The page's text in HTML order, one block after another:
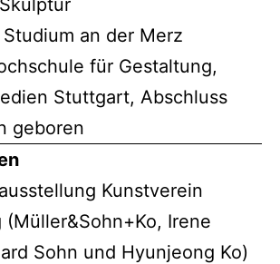
Studium an der Merz
für Gestaltung,
Stuttgart, Abschluss
geboren
Kunstverein
(Müller&Sohn+Ko, Irene
Sohn und Hyunjeong Ko)